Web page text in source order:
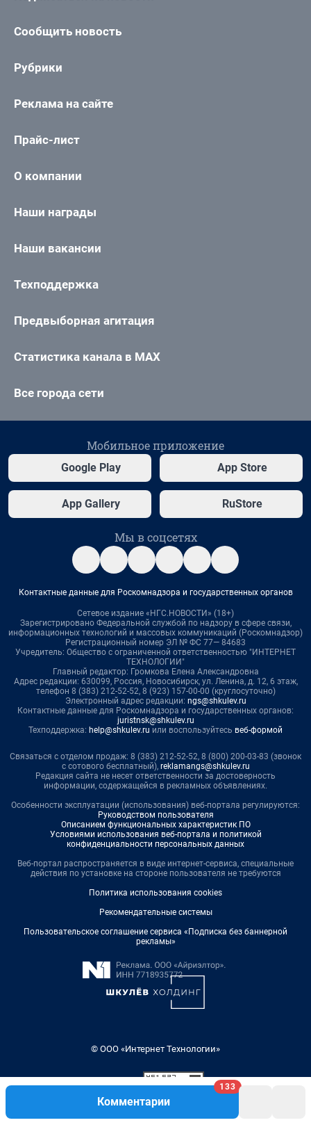
Комментарии
133
Сообщить новость
Рубрики
Реклама на сайте
Прайс-лист
О компании
Наши награды
Наши вакансии
Техподдержка
Предвыборная агитация
Статистика канала в MAX
Все города сети
Мобильное приложение
Google Play App Store
App Gallery RuStore
Мы в соцсетях
Контактные данные для Роскомнадзора и государственных органов
Сетевое издание «НГС.НОВОСТИ» (18+)
Зарегистрировано Федеральной службой по надзору в сфере связи,
информационных технологий и массовых коммуникаций (Роскомнадзор)
Регистрационный номер ЭЛ № ФС 77— 84683
Учредитель: Общество с ограниченной ответственностью "ИНТЕРНЕТ
ТЕХНОЛОГИИ"
Главный редактор: Громкова Елена Александровна
Адрес редакции: 630099, Россия, Новосибирск, ул. Ленина, д. 12, 6 этаж,
телефон 8 (383) 212-52-52, 8 (923) 157-00-00 (круглосуточно)
Электронный адрес редакции: ngs@shkulev.ru
Контактные данные для Роскомнадзора и государственных органов:
juristnsk@shkulev.ru
Техподдержка: help@shkulev.ru или воспользуйтесь веб-формой
Связаться с отделом продаж: 8 (383) 212-52-52, 8 (800) 200-03-83 (звонок
с сотового бесплатный), reklamangs@shkulev.ru
Редакция сайта не несет ответственности за достоверность
информации, содержащейся в рекламных объявлениях.
Особенности эксплуатации (использования) веб-портала регулируются:
Руководством пользователя
Описанием функциональных характеристик ПО
Условиями использования веб-портала и политикой
конфиденциальности персональных данных
Веб-портал распространяется в виде интернет-сервиса, специальные
действия по установке на стороне пользователя не требуются
Политика использования cookies
Рекомендательные системы
Пользовательское соглашение сервиса «Подписка без баннерной
рекламы»
© ООО «Интернет Технологии»